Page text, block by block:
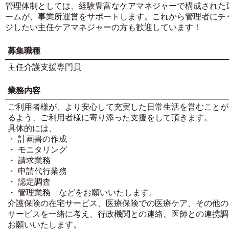
管理体制としては、経験豊富なケアマネジャーで構成された
ームが、事業所運営をサポートします。これから管理者にチ
ジしたい主任ケアマネジャーの方も歓迎しています！
募集職種
主任介護支援専門員
業務内容
ご利用者様が、より安心して充実した日常生活を営むこと
るよう、ご利用者様に寄り添った支援をして頂きます。
具体的には、
・ 計画書の作成
・ モニタリング
・ 請求業務
・ 申請代行業務
・ 認定調査
・ 管理業務 などをお願いいたします。
介護保険の在宅サービス、医療保険での医療ケア、その他
サービスを一緒に考え、行政機関との連絡、医師との連携
お願いいたします。